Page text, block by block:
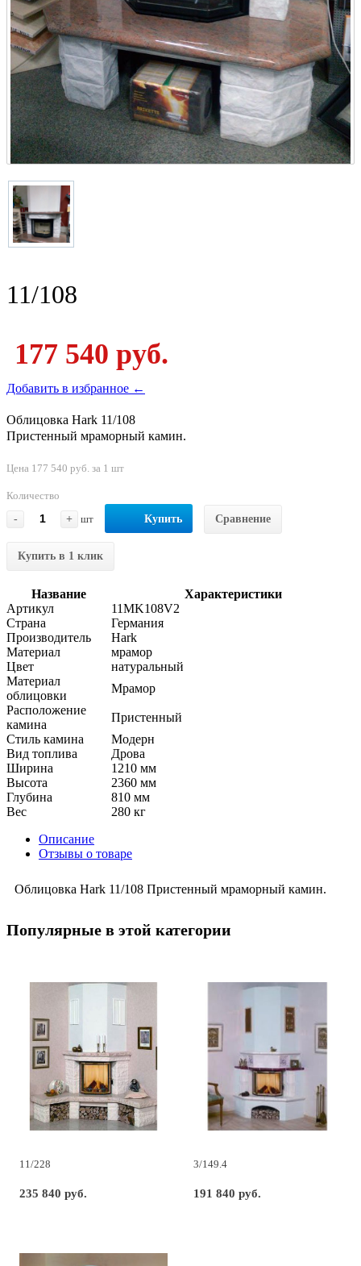
11/108
177 540 руб.
Добавить в избранное ←
Облицовка Hark 11/108
Пристенный мраморный камин.
Цена 177 540 руб. за 1 шт
Количество
-
+ шт Купить Сравнение
Купить в 1 клик
Название
Характеристики
Артикул
11MK108V2
Страна
Германия
Производитель
Hark
Материал
мрамор
Цвет
натуральный
Материал
облицовки
Мрамор
Расположение
камина
Пристенный
Стиль камина
Модерн
Вид топлива
Дрова
Ширина
1210 мм
Высота
2360 мм
Глубина
810 мм
Вес
280 кг
Описание
Отзывы о товаре
Облицовка Hark 11/108 Пристенный мраморный камин.
Популярные в этой категории
11/228
235 840 руб.
3/149.4
191 840 руб.